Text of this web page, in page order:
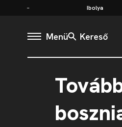
Ibolya
Menü Kereső